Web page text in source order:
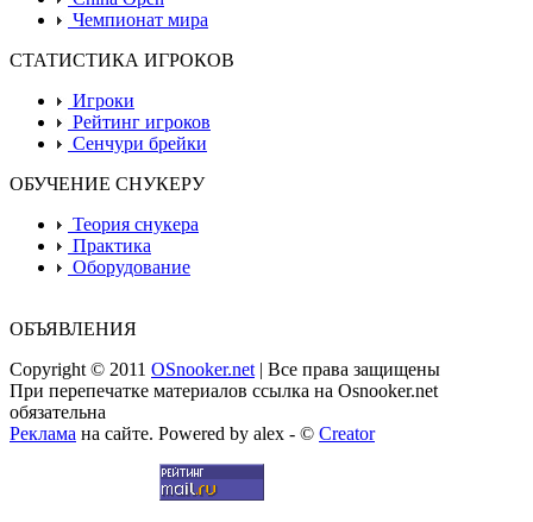
Чемпионат мира
СТАТИСТИКА ИГРОКОВ
Игроки
Рейтинг игроков
Сенчури брейки
ОБУЧЕНИЕ СНУКЕРУ
Теория снукера
Практика
Оборудование
ОБЪЯВЛЕНИЯ
Copyright © 2011 OSnooker.net| Все права защищены
При перепечатке материалов ссылка на Osnooker.net
обязательна
Реклама на сайте. Powered by alex - © Creator